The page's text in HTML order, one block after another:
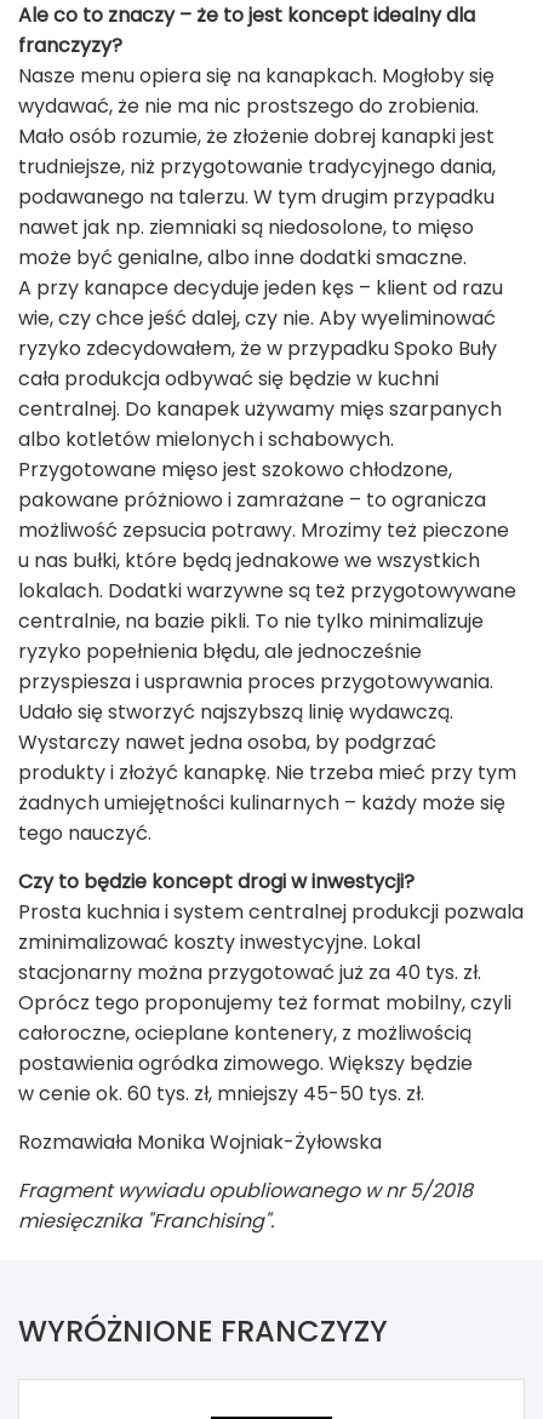
Ale co to znaczy – że to jest koncept idealny dla
franczyzy?
Nasze menu opiera się na kanapkach. Mogłoby się
wydawać, że nie ma nic prostszego do zrobienia.
Mało osób rozumie, że złożenie dobrej kanapki jest
trudniejsze, niż przygotowanie tradycyjnego dania,
podawanego na talerzu. W tym drugim przypadku
nawet jak np. ziemniaki są niedosolone, to mięso
może być genialne, albo inne dodatki smaczne.
A przy kanapce decyduje jeden kęs – klient od razu
wie, czy chce jeść dalej, czy nie. Aby wyeliminować
ryzyko zdecydowałem, że w przypadku Spoko Buły
cała produkcja odbywać się będzie w kuchni
centralnej. Do kanapek używamy mięs szarpanych
albo kotletów mielonych i schabowych.
Przygotowane mięso jest szokowo chłodzone,
pakowane próżniowo i zamrażane – to ogranicza
możliwość zepsucia potrawy. Mrozimy też pieczone
u nas bułki, które będą jednakowe we wszystkich
lokalach. Dodatki warzywne są też przygotowywane
centralnie, na bazie pikli. To nie tylko minimalizuje
ryzyko popełnienia błędu, ale jednocześnie
przyspiesza i usprawnia proces przygotowywania.
Udało się stworzyć najszybszą linię wydawczą.
Wystarczy nawet jedna osoba, by podgrzać
produkty i złożyć kanapkę. Nie trzeba mieć przy tym
żadnych umiejętności kulinarnych – każdy może się
tego nauczyć.
Czy to będzie koncept drogi w inwestycji?
Prosta kuchnia i system centralnej produkcji pozwala
zminimalizować koszty inwestycyjne. Lokal
stacjonarny można przygotować już za 40 tys. zł.
Oprócz tego proponujemy też format mobilny, czyli
całoroczne, ocieplane kontenery, z możliwością
postawienia ogródka zimowego. Większy będzie
w cenie ok. 60 tys. zł, mniejszy 45-50 tys. zł.
Rozmawiała Monika Wojniak-Żyłowska
Fragment wywiadu opubliowanego w nr 5/2018
miesięcznika "Franchising".
WYRÓŻNIONE FRANCZYZY